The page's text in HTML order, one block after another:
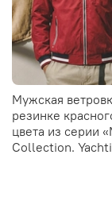
Мужская
резинке
цвета из серии
Collection.